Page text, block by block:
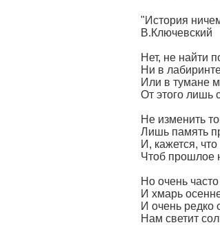
"История
В.Ключевский
Нет, не найти
Ни в
Или в тумане
От этого лишь
Не изменить
Лишь память
И, кажется,
Чтоб прошлое
Но очень часто
И хмарь
И очень редко
Нам светит